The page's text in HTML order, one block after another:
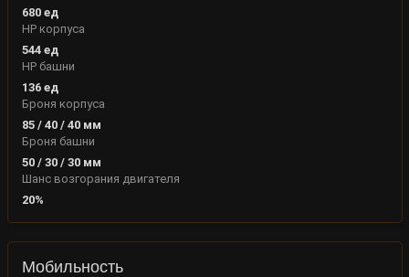
680ед
HP корпуса
544ед
HP башни
136ед
Броня корпуса
85/ 40/ 40мм
Броня башни
50 / 30 / 30 мм
Шанс возгорания двигателя
20%
Мобильность